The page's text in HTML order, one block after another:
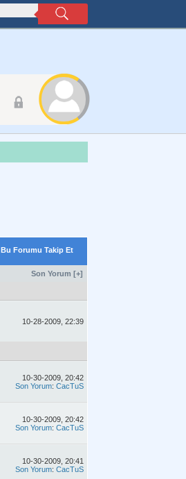
Bu Forumu Takip Et
Son Yorum [+]
10-28-2009, 22:39
10-30-2009, 20:42
Son Yorum: CacTuS
10-30-2009, 20:42
Son Yorum: CacTuS
10-30-2009, 20:41
Son Yorum: CacTuS